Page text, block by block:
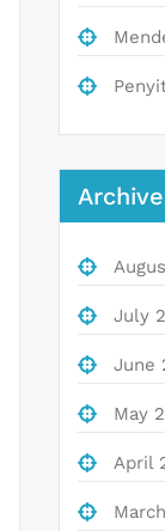
July
June
May
April